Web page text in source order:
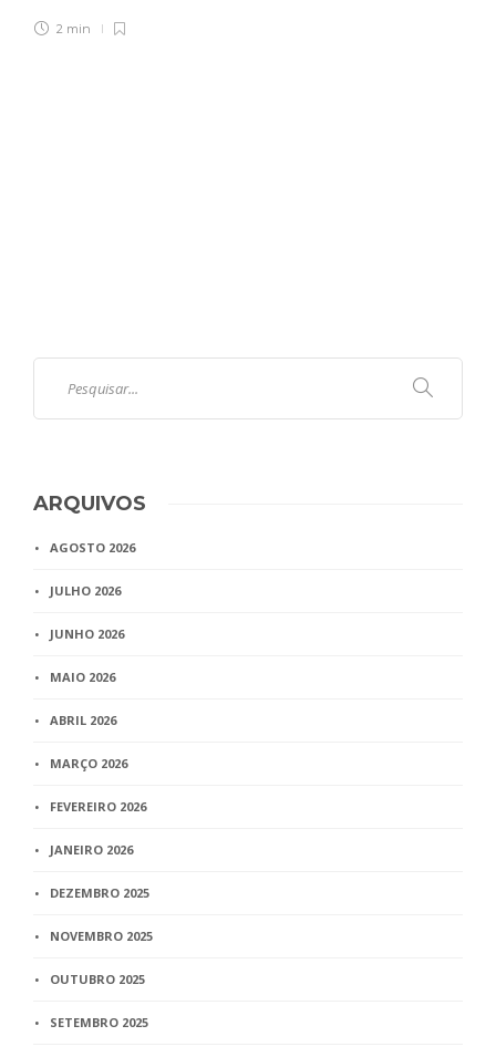
2 min
ARQUIVOS
AGOSTO 2026
JULHO 2026
JUNHO 2026
MAIO 2026
ABRIL 2026
MARÇO 2026
FEVEREIRO 2026
JANEIRO 2026
DEZEMBRO 2025
NOVEMBRO 2025
OUTUBRO 2025
SETEMBRO 2025